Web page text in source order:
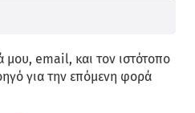
μου, email, και τον ιστότοπο
για την επόμενη φορά